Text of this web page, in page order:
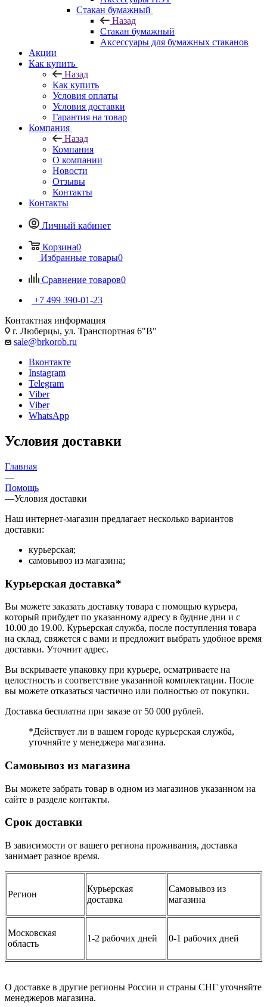
Стакан бумажный
Назад
Стакан бумажный
Аксессуары для бумажных стаканов
Акции
Как купить
Назад
Как купить
Условия оплаты
Условия доставки
Гарантия на товар
Компания
Назад
Компания
О компании
Новости
Отзывы
Контакты
Контакты
Личный кабинет
Корзина0
Избранные товары0
Сравнение товаров0
+7 499 390-01-23
Контактная информация
г. Люберцы, ул. Транспортная 6"В"
sale@brkorob.ru
Вконтакте
Instagram
Telegram
Viber
Viber
WhatsApp
Условия доставки
Главная
—
Помощь
—Условия доставки
Наш интернет-магазин предлагает несколько вариантов
доставки:
курьерская;
самовывоз из магазина;
Курьерская доставка*
Вы можете заказать доставку товара с помощью курьера,
который прибудет по указанному адресу в будние дни и с
10.00 до 19.00. Курьерская служба, после поступления товара
на склад, свяжется с вами и предложит выбрать удобное время
доставки. Уточнит адрес.
Вы вскрываете упаковку при курьере, осматриваете на
целостность и соответствие указанной комплектации. После
вы можете отказаться частично или полностью от покупки.
Доставка бесплатна при заказе от 50 000 рублей.
*Действует ли в вашем городе курьерская служба,
уточняйте у менеджера магазина.
Самовывоз из магазина
Вы можете забрать товар в одном из магазинов указанном на
сайте в разделе контакты.
Срок доставки
В зависимости от вашего региона проживания, доставка
занимает разное время.
Регион
Курьерская
доставка
Самовывоз из
магазина
Московская
область
1-2 рабочих дней 0-1 рабочих дней
О доставке в другие регионы России и страны СНГ уточняйте
менеджеров магазина.